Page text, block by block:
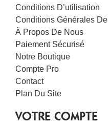
Conditions D’utilisation
Conditions Générales
À Propos De Nous
Paiement Sécurisé
Notre Boutique
Compte Pro
Contact
Plan Du Site
VOTRE COMPTE